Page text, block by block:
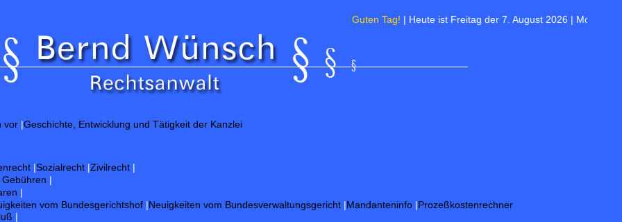
Guten Tag!| Heute ist Freitag der 7. August 2026 | Morgen ist
vor |Geschichte, Entwicklung und Tätigkeit der Kanzlei
|Sozialrecht |Zivilrecht |
|
|
vom Bundesgerichtshof |Neuigkeiten vom Bundesverwaltungsgericht |Mandanteninfo |Prozeßkostenrechner
|